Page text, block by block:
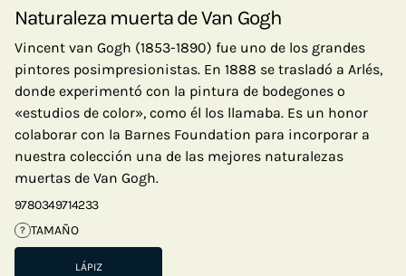
Naturaleza muerta de Van Gogh
Vincent van Gogh (1853-1890) fue uno de los grandes
pintores posimpresionistas. En 1888 se trasladó a Arlés,
donde experimentó con la pintura de bodegones o
«estudios de color», como él los llamaba. Es un honor
colaborar con la Barnes Foundation para incorporar a
nuestra colección una de las mejores naturalezas
muertas de Van Gogh.
9780349714233
? TAMAÑO
LÁPIZ